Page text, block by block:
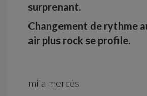
surprenant.
Changement de rythme
air plus rock se profile.
mila mercés